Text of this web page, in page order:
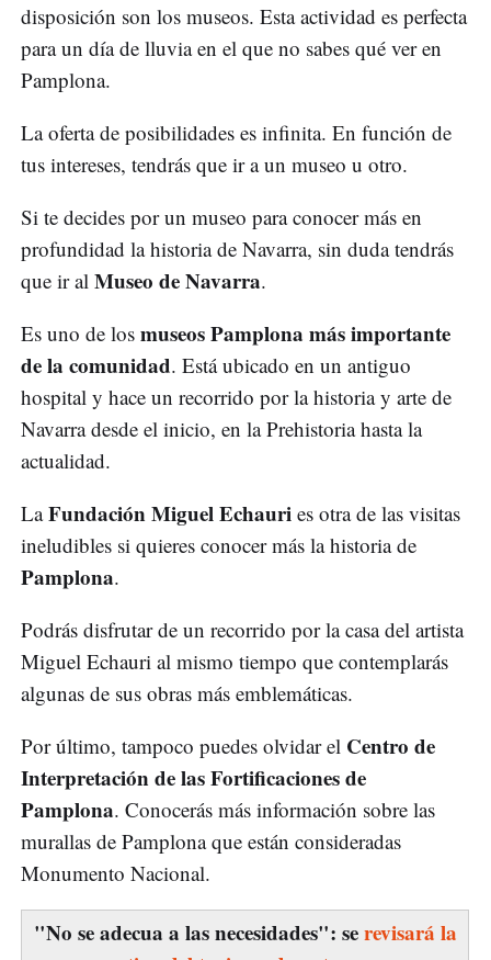
disposición son los museos. Esta actividad es perfecta
para un día de lluvia en el que no sabes qué ver en
Pamplona.
La oferta de posibilidades es infinita. En función de
tus intereses, tendrás que ir a un museo u otro.
Si te decides por un museo para conocer más en
profundidad la historia de Navarra, sin duda tendrás
que ir al Museo de Navarra.
Es uno de los museos Pamplona más importante
de la comunidad. Está ubicado en un antiguo
hospital y hace un recorrido por la historia y arte de
Navarra desde el inicio, en la Prehistoria hasta la
actualidad.
LaFundación Miguel Echauri es otra de las visitas
ineludibles si quieres conocer más la historia de
Pamplona.
Podrás disfrutar de un recorrido por la casa del artista
Miguel Echauri al mismo tiempo que contemplarás
algunas de sus obras más emblemáticas.
Por último, tampoco puedes olvidar el Centro de
Interpretación de las Fortificaciones de
Pamplona. Conocerás más información sobre las
murallas de Pamplona que están consideradas
Monumento Nacional.
"No se adecua a las necesidades": serevisará la